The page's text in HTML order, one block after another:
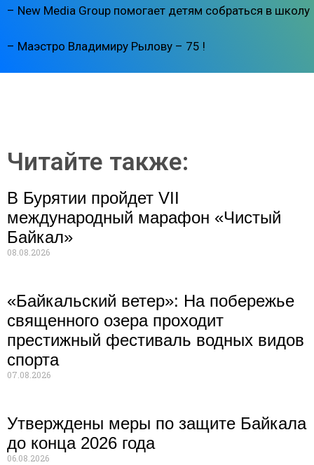
– New Media Group помогает детям собраться в школу
– Маэстро Владимиру Рылову – 75 !
Читайте также:
В Бурятии пройдет VII
международный марафон «Чистый
Байкал»
08.08.2026
«Байкальский ветер»: На побережье
священного озера проходит
престижный фестиваль водных видов
спорта
07.08.2026
Утверждены меры по защите Байкала
до конца 2026 года
06.08.2026